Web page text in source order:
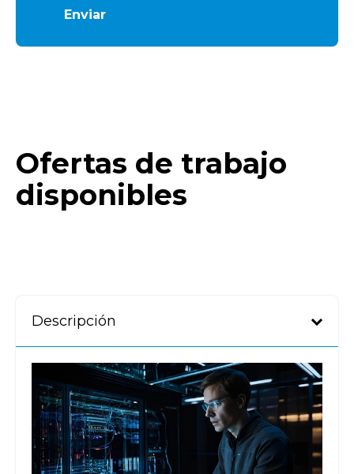
Ofertas de trabajo
disponibles
Descripción